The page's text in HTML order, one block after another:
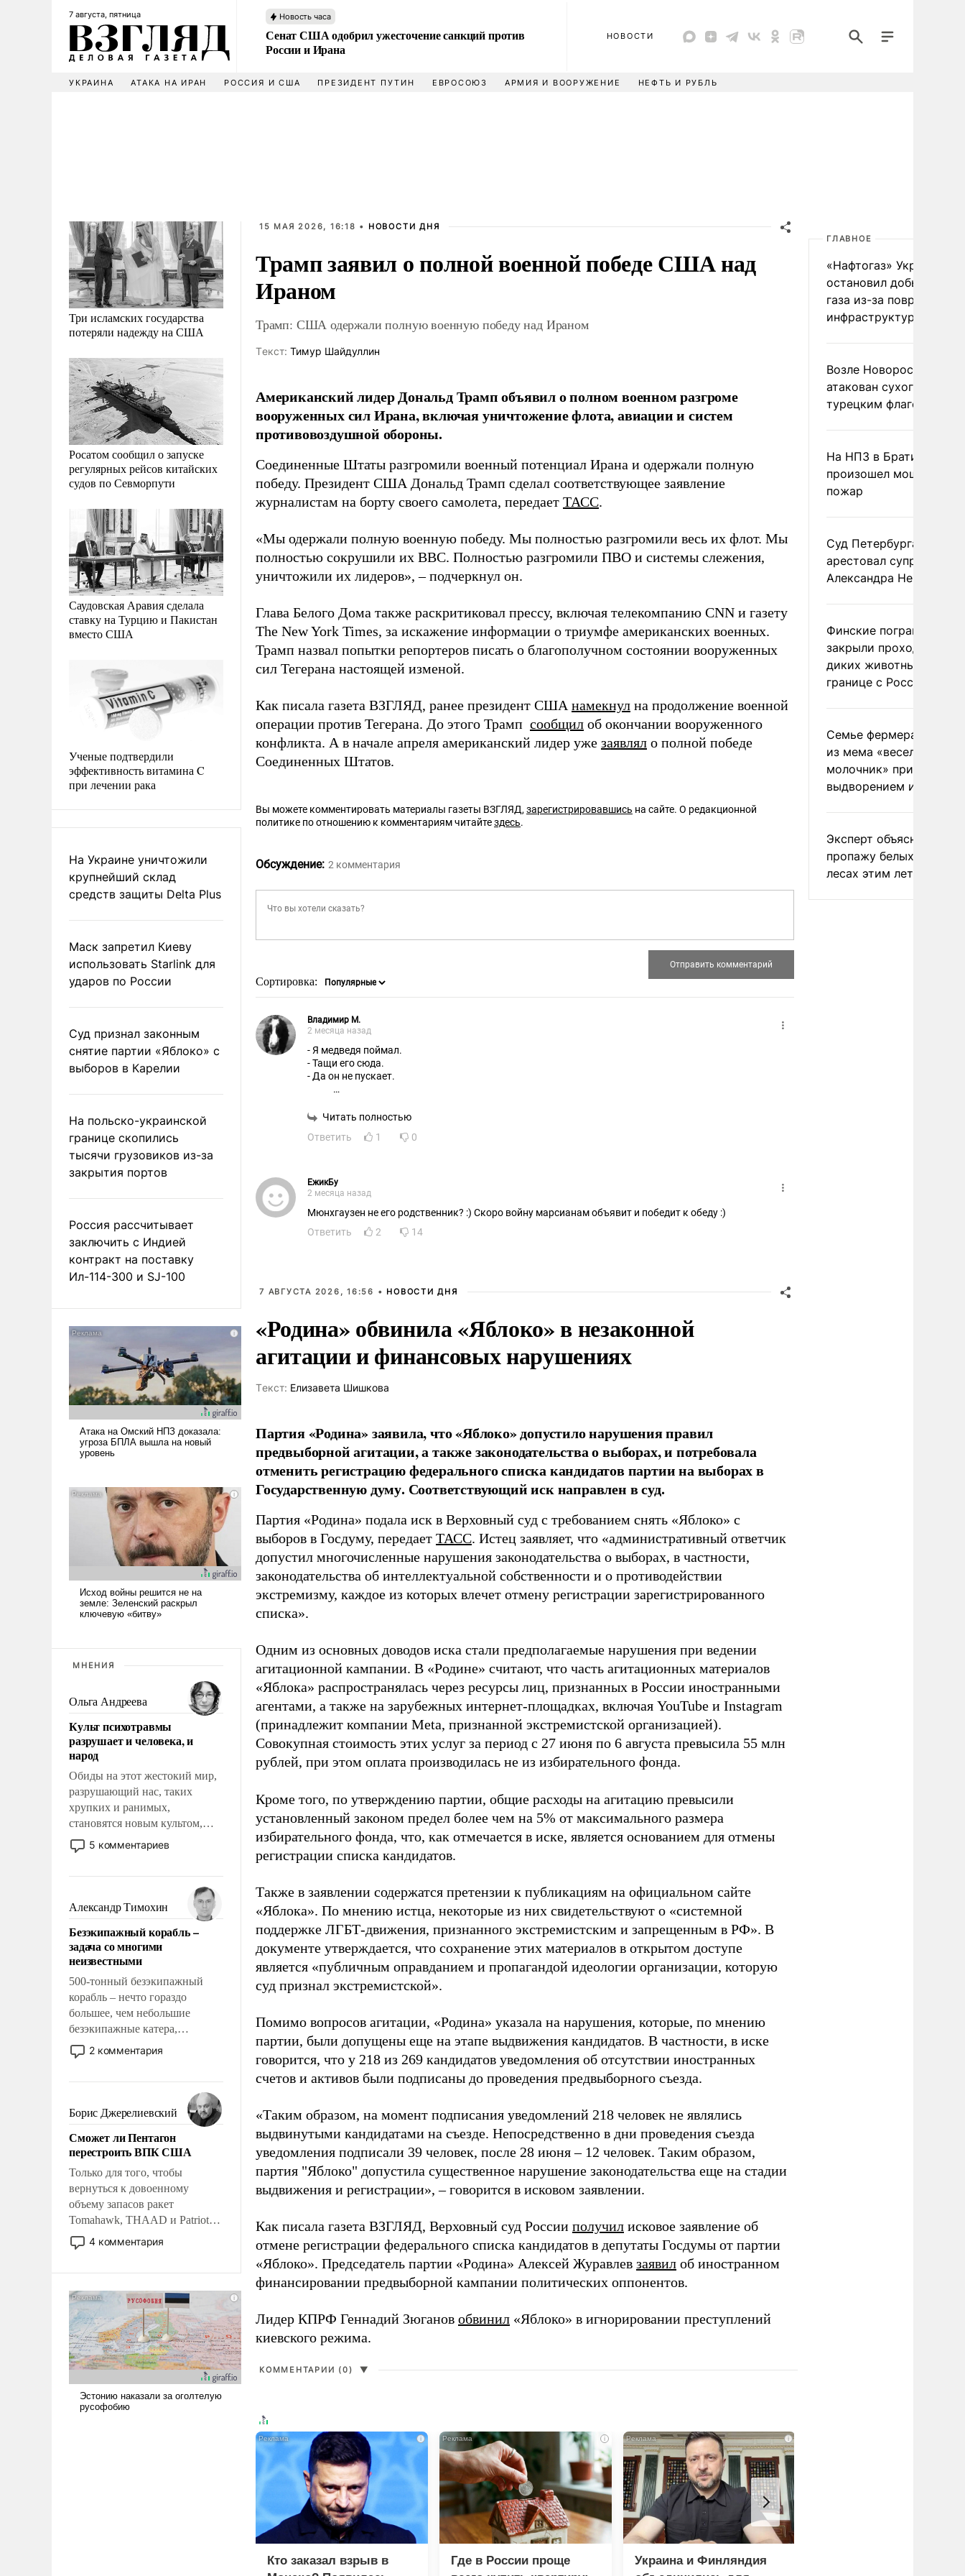
7 августа, пятница Новость часа
Сенат США одобрил ужесточение санкций против
России и Ирана
НОВОСТИ
УКРАИНА АТАКА НА ИРАН РОССИЯ И США ПРЕЗИДЕНТ ПУТИН ЕВРОСОЮЗ АРМИЯ И ВООРУЖЕНИЕ НЕФТЬ И РУБЛЬ
Три исламских государства
потеряли надежду на США
Росатом сообщил о запуске
регулярных рейсов китайских
судов по Севморпути
Саудовская Аравия сделала
ставку на Турцию и Пакистан
вместо США
Ученые подтвердили
эффективность витамина C
при лечении рака
На Украине уничтожили
крупнейший склад
средств защиты Delta Plus
Маск запретил Киеву
использовать Starlink для
ударов по России
Суд признал законным
снятие партии «Яблоко» с
выборов в Карелии
На польско-украинской
границе скопились
тысячи грузовиков из-за
закрытия портов
Россия рассчитывает
заключить с Индией
контракт на поставку
Ил-114-300 и SJ-100
МНЕНИЯ
Ольга Андреева
Культ психотравмы
разрушает и человека, и
народ
Обиды на этот жестокий мир,
разрушающий нас, таких
хрупких и ранимых,
становятся новым культом,
постепенно вытесняя и
отменяя традиционное
мужественным и твердым под
ударами судьбы, брать на себя
ответственность, помогать
слабым, идти вперед и
адаптироваться.
5 комментариев
Александр Тимохин
Безэкипажный корабль –
задача со многими
неизвестными
500-тонный безэкипажный
корабль – нечто гораздо
большее, чем небольшие
безэкипажные катера,
применение которых уже
стало обыденностью. Задача по
сложна и амбициозна. Однако
и ее реализация радикально
поднимет наши боевые
возможности.
2 комментария
Борис Джерелиевский
Сможет ли Пентагон
перестроить ВПК США
Только для того, чтобы
вернуться к довоенному
объему запасов ракет
Tomahawk, THAAD и Patriot
США потребуется более трех
лет. Даже небольшая война с
Сложившаяся ситуация
означает многолетний период
уязвимости США, например,
перед Китаем.
4 комментария
15 МАЯ 2026, 16:18 • НОВОСТИ ДНЯ
Трамп заявил о полной военной победе США над
Ираном
Трамп: США одержали полную военную победу над Ираном
Tекст: Тимур Шайдуллин
Американский лидер Дональд Трамп объявил о полном военном разгроме
вооруженных сил Ирана, включая уничтожение флота, авиации и систем
противовоздушной обороны.
Соединенные Штаты разгромили военный потенциал Ирана и одержали полную
победу. Президент США Дональд Трамп сделал соответствующее заявление
журналистам на борту своего самолета, передает ТАСС.
«Мы одержали полную военную победу. Мы полностью разгромили весь их флот. Мы
полностью сокрушили их ВВС. Полностью разгромили ПВО и системы слежения,
уничтожили их лидеров», – подчеркнул он.
Глава Белого Дома также раскритиковал прессу, включая телекомпанию CNN и газету
The New York Times, за искажение информации о триумфе американских военных.
Трамп назвал попытки репортеров писать о благополучном состоянии вооруженных
сил Тегерана настоящей изменой.
Как писала газета ВЗГЛЯД, ранее президент США намекнул на продолжение военной
операции против Тегерана. До этого Трамп сообщил об окончании вооруженного
конфликта. А в начале апреля американский лидер уже заявлял о полной победе
Соединенных Штатов.
Вы можете комментировать материалы газеты ВЗГЛЯД, зарегистрировавшись на сайте. О редакционной
политике по отношению к комментариям читайтездесь.
Обсуждение: 2 комментария
Сортировка:
Владимир М.
2 месяца назад
- Я медведя поймал.
- Тащи его сюда.
- Да он не пускает.
Читать полностью
Ответить
1 0
ЕжикБу
2 месяца назад
Мюнхгаузен не его родственник? :) Скоро войну марсианам объявит и победит к обеду :)
Ответить
2 14
7 АВГУСТА 2026, 16:56 • НОВОСТИ ДНЯ
«Родина» обвинила «Яблоко» в незаконной
агитации и финансовых нарушениях
Tекст: Елизавета Шишкова
Партия «Родина» заявила, что «Яблоко» допустило нарушения правил
предвыборной агитации, а также законодательства о выборах, и потребовала
отменить регистрацию федерального списка кандидатов партии на выборах в
Государственную думу. Соответствующий иск направлен в суд.
Партия «Родина» подала иск в Верховный суд с требованием снять «Яблоко» с
выборов в Госдуму, передает ТАСС. Истец заявляет, что «административный ответчик
допустил многочисленные нарушения законодательства о выборах, в частности,
законодательства об интеллектуальной собственности и о противодействии
экстремизму, каждое из которых влечет отмену регистрации зарегистрированного
списка».
Одним из основных доводов иска стали предполагаемые нарушения при ведении
агитационной кампании. В «Родине» считают, что часть агитационных материалов
«Яблока» распространялась через ресурсы лиц, признанных в России иностранными
агентами, а также на зарубежных интернет-площадках, включая YouTube и Instagram
(принадлежит компании Meta, признанной экстремистской организацией).
Совокупная стоимость этих услуг за период с 27 июня по 6 августа превысила 55 млн
рублей, при этом оплата производилась не из избирательного фонда.
Кроме того, по утверждению партии, общие расходы на агитацию превысили
установленный законом предел более чем на 5% от максимального размера
избирательного фонда, что, как отмечается в иске, является основанием для отмены
регистрации списка кандидатов.
Также в заявлении содержатся претензии к публикациям на официальном сайте
«Яблока». По мнению истца, некоторые из них свидетельствуют о «системной
поддержке ЛГБТ-движения, признанного экстремистским и запрещенным в РФ». В
документе утверждается, что сохранение этих материалов в открытом доступе
является «публичным оправданием и пропагандой идеологии организации, которую
суд признал экстремистской».
Помимо вопросов агитации, «Родина» указала на нарушения, которые, по мнению
партии, были допущены еще на этапе выдвижения кандидатов. В частности, в иске
говорится, что у 218 из 269 кандидатов уведомления об отсутствии иностранных
счетов и активов были подписаны до проведения предвыборного съезда.
«Таким образом, на момент подписания уведомлений 218 человек не являлись
выдвинутыми кандидатами на съезде. Непосредственно в дни проведения съезда
уведомления подписали 39 человек, после 28 июня – 12 человек. Таким образом,
партия "Яблоко" допустила существенное нарушение законодательства еще на стадии
выдвижения и регистрации», – говорится в исковом заявлении.
Как писала газета ВЗГЛЯД, Верховный суд России получил исковое заявление об
отмене регистрации федерального списка кандидатов в депутаты Госдумы от партии
«Яблоко». Председатель партии «Родина» Алексей Журавлев заявил об иностранном
финансировании предвыборной кампании политических оппонентов.
Лидер КПРФ Геннадий Зюганов обвинил «Яблоко» в игнорировании преступлений
киевского режима.
КОММЕНТАРИИ (0) ▼
i
Кто заказал взрыв в
i
Где в России проще
i
Украина и Финляндия
ГЛАВНОЕ
«Нафтогаз» Украины
остановил добычу
газа из-за повреждения
инфраструктуры
Возле Новороссийска
атакован сухогруз под
турецким флагом
На НПЗ в Братиславе
произошел мощный
пожар
Суд Петербурга заочно
арестовал супругу
Александра Невзорова
Финские пограничники
закрыли проходы для
диких животных на
границе с Россией
Семье фермера
из мема «веселый
молочник» пригрозили
выдворением из
Эксперт объяснил
пропажу белых грибов
лесах этим летом